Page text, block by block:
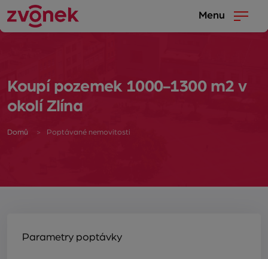
Menu
Koupí pozemek 1000-1300 m2 v
okolí Zlína
Domů Poptávané nemovitosti
Parametry poptávky